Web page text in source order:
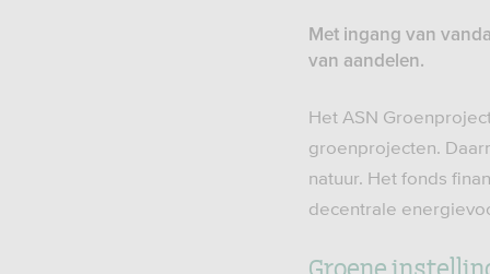
Met ingang van
van aandelen.
Het ASN
groenprojecten.
natuur. Het fonds
decentrale
Groene